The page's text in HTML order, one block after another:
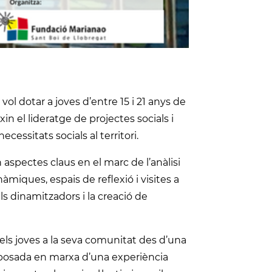
dotar a joves d’entre 15 i 21 anys de
el lideratge de projectes socials i
socials al territori.
claus en el marc de l’anàlisi
espais de reflexió i visites a
dinamitzadors i la creació de
joves a la seva comunitat des d’una
en marxa d’una experiència